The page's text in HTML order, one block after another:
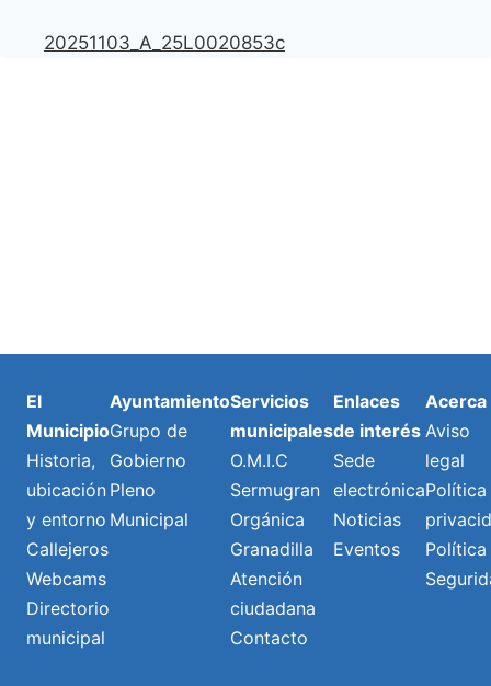
20251103_A_25L0020853c
El
Municipio
Historia,
ubicación
y entorno
Callejeros
Webcams
Directorio
municipal
Ayuntamiento
Grupo de
Gobierno
Pleno
Municipal
Servicios
municipales
O.M.I.C
Sermugran
Orgánica
Granadilla
Atención
ciudadana
Contacto
Enlaces
de interés
Sede
electrónica
Noticias
Eventos
Acerca
Aviso
legal
Política
Política